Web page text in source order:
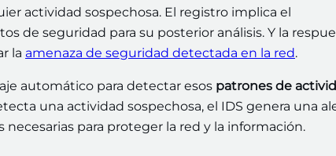
actividad sospechosa. El registro implica el
de seguridad para su posterior análisis. Y la
la amenaza de seguridad detectada en la red.
automático para detectar esos patrones de
una actividad sospechosa, el IDS genera una
para proteger la red y la información.